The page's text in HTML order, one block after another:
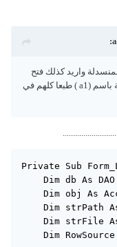
واريد كذلك فتح
الملف المرفق بالاكسل يكون من ضمن القائمة باسم (a1 ) طبعا كلهم في
Private Sub
    Dim db As DAO.Database
    Dim obj As AccessObject
    Dim strPath As String
    Dim strFile As String
    Dim RowSource As String